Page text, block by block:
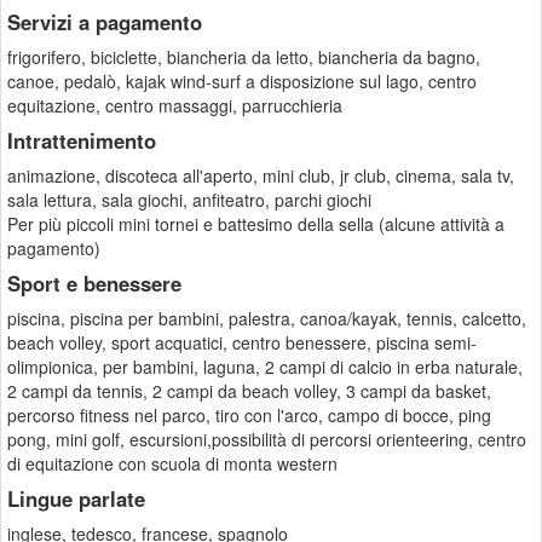
Servizi a pagamento
frigorifero, biciclette, biancheria da letto, biancheria da bagno,
canoe, pedalò, kajak wind-surf a disposizione sul lago, centro
equitazione, centro massaggi, parrucchieria
Intrattenimento
animazione, discoteca all'aperto, mini club, jr club, cinema, sala tv,
sala lettura, sala giochi, anfiteatro, parchi giochi
Per più piccoli mini tornei e battesimo della sella (alcune attività a
pagamento)
Sport e benessere
piscina, piscina per bambini, palestra, canoa/kayak, tennis, calcetto,
beach volley, sport acquatici, centro benessere, piscina semi-
olimpionica, per bambini, laguna, 2 campi di calcio in erba naturale,
2 campi da tennis, 2 campi da beach volley, 3 campi da basket,
percorso fitness nel parco, tiro con l'arco, campo di bocce, ping
pong, mini golf, escursioni,possibilità di percorsi orienteering, centro
di equitazione con scuola di monta western
Lingue parlate
inglese, tedesco, francese, spagnolo